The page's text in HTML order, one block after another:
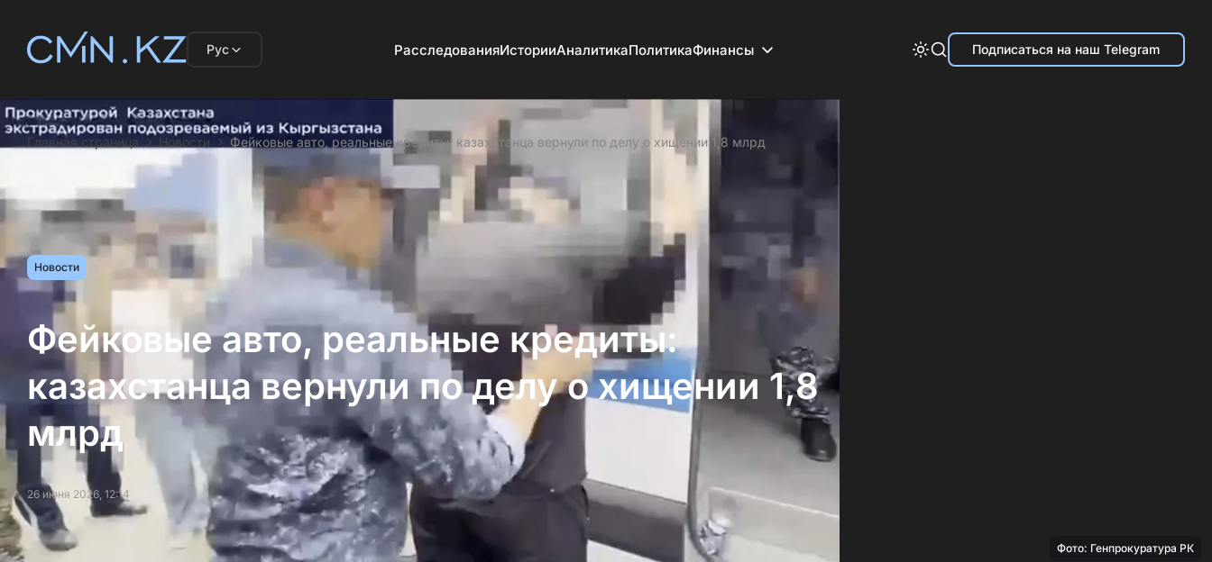
Рус РасследованияИсторииАналитикаПолитикаФинансы Подписаться на наш Telegram
Главная страница Новости Фейковые авто, реальные кредиты: казахстанца вернули по делу о хищении 1,8 млрд
Новости
Фейковые авто, реальные кредиты:
казахстанца вернули по делу о хищении 1,8
млрд
26 июня 2026, 12:14
Фото: Генпрокуратура РК